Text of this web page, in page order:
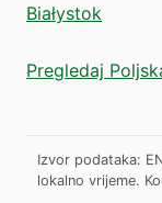
Białystok
Pregledaj
Izvor podataka:
lokalno vrijeme.